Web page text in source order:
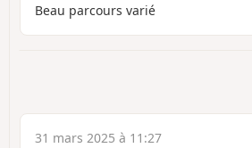
Beau parcours varié
31 mars 2025 à 11:27